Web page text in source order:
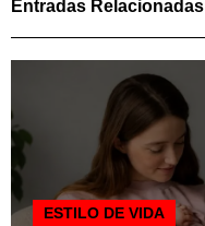
Entradas Relacionadas
ESTILO DE VIDA